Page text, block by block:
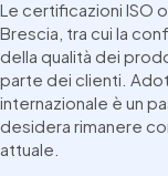
Le certificazioni ISO
Brescia, tra cui la
della qualità dei
parte dei clienti.
internazionale è un
desidera rimanere
attuale.